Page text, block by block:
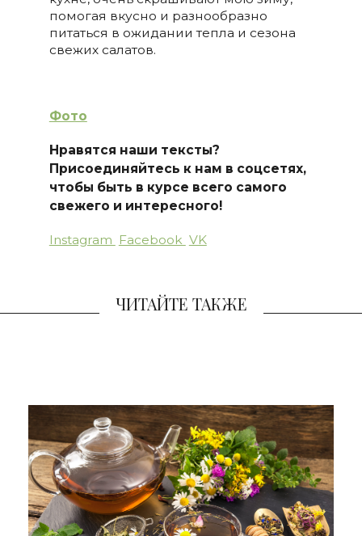
помогая вкусно и разнообразно
питаться в ожидании тепла и сезона
свежих салатов.
Фото
Нравятся наши тексты?
Присоединяйтесь к нам в соцсетях,
чтобы быть в курсе всего самого
свежего и интересного!
Instagram Facebook VK
ЧИТАЙТЕ ТАКЖЕ